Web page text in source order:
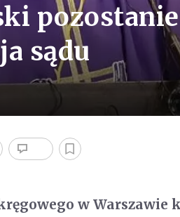
sądu
w Warszawie